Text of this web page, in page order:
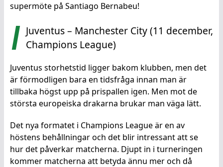
supermöte på Santiago Bernabeu!
Juventus – Manchester City (11 december,
Champions League)
Juventus storhetstid ligger bakom klubben, men det
är förmodligen bara en tidsfråga innan man är
tillbaka högst upp på prispallen igen. Men mot de
största europeiska drakarna brukar man väga lätt.
Det nya formatet i Champions League är en av
höstens behållningar och det blir intressant att se
hur det påverkar matcherna. Djupt in i turneringen
kommer matcherna att betyda ännu mer och då